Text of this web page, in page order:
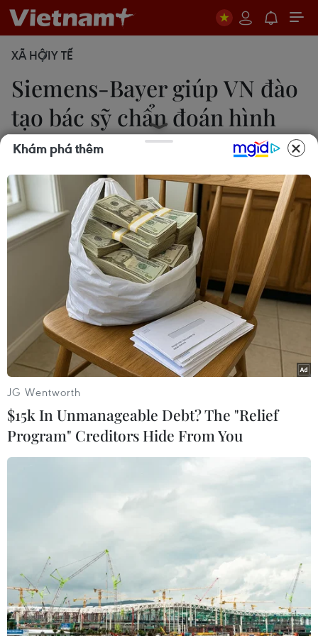
XÃ HỘIY TẾ
Siemens-Bayer giúp VN đào
tạo bác sỹ chẩn đoán hình
ảnh
10/01/2014 14:27
Hơn 100 bác sỹ trên cả nước đã tham gia STAR -
chương trình đào tạo chuyên sâu về những tiến bộ
trong lĩnh vực chẩn đoán hình ảnh tổ chức tại Hà
Quang cảnh chương trình đào tạo. (Ảnh: Siemens)
Hơn 100 bác sỹ chẩn đoán hình ảnh trên khắp
cả nước đã tham gia chương trình STAR -
chương trình đào tạo chuyên sâu về những tiến
bộ trong lĩnh vực chẩn đoán hình ảnh tổ chức
Khám phá thêm
JG Wentworth
$15k In Unmanageable Debt? The "Relief
Program" Creditors Hide From You